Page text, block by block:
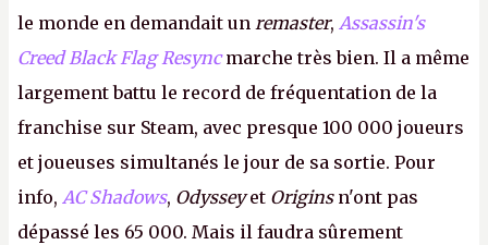
le monde en demandait un remaster, Assassin's
Creed Black Flag Resyncmarche très bien. Il a même
largement battu le record de fréquentation de la
franchise sur Steam, avec presque 100 000 joueurs
et joueuses simultanés le jour de sa sortie. Pour
info, AC Shadows, Odysseyet Originsn'ont pas
dépassé les 65 000. Mais il faudra sûrement